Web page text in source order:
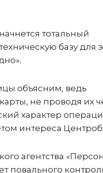
тотальный
базу для
объясним, ведь
не проводя их
характер
интереса
агентства
повального